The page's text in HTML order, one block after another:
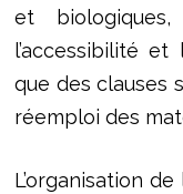
et
l’accessibilité et
que des clauses
réemploi des
L’organisation